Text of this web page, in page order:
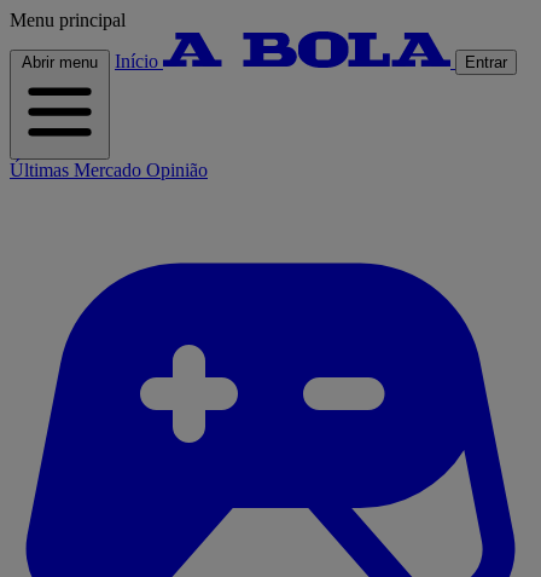
Menu principal
Abrir menu Início Entrar
Últimas Mercado Opinião